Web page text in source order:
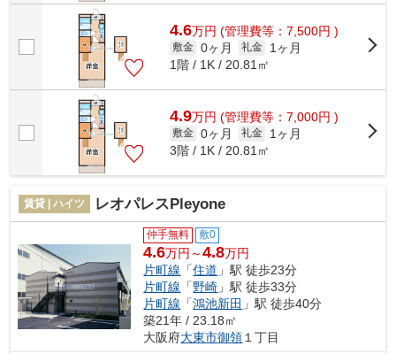
4.6万円 (管理費等：7,500円 )
敷金 0ヶ月 礼金
1ヶ月
1階 / 1K / 20.81㎡
4.9万円 (管理費等：7,000円 )
敷金 0ヶ月 礼金
1ヶ月
3階 / 1K / 20.81㎡
賃貸 | ハイツ レオパレスPleyone
仲手無料 敷0
4.6万円～4.8万円
片町線 「住道 」駅 徒歩23分
片町線 「野崎 」駅 徒歩33分
片町線 「鴻池新田 」駅 徒歩40分
築21年 / 23.18㎡
大阪府大東市御領 １丁目